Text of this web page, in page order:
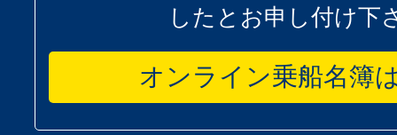
したとお申し付け下
オンライン乗船名簿